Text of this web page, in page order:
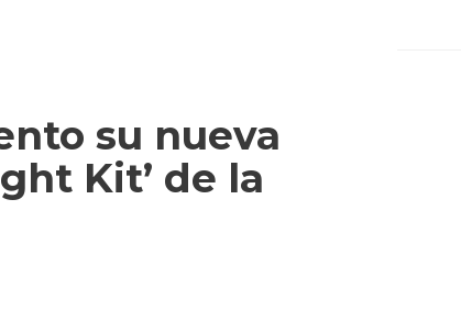
su nueva
Kit’ de la